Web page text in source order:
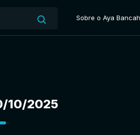
Sobre o Aya Bancah
10/2025